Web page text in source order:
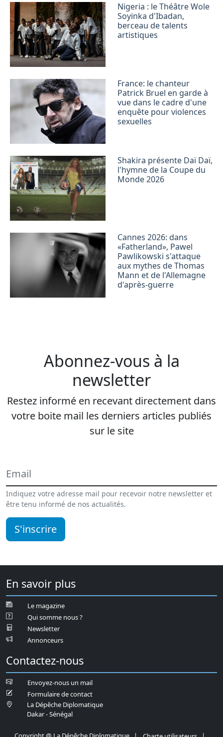
Nigeria : le Théâtre Wole
Soyinka d'Ibadan,
berceau de talents
artistiques
France: le chanteur
Patrick Bruel en garde à
vue dans le cadre d'une
enquête pour violences
sexuelles
Shakira présente Daï Daï,
l'hymne de la Coupe du
Monde 2026
Cannes 2026: dans
«Fatherland», Pawel
Pawlikowski s'attaque
aux mythes de Thomas
Mann et de l'Allemagne
d'après-guerre
Abonnez-vous à la
newsletter
Restez informé en recevant directement dans
votre boite mail les derniers articles publiés
sur le site
Indiquez votre adresse mail pour recevoir notre newsletter et
être tenu informé de nos actualités.
S'inscrire
En savoir plus
Le magazine
Qui somme nous ?
Newsletter
Annonceurs
Contactez-nous
Envoyez-nous un mail
Formulaire de contact
La Dépêche Diplomatique
Dakar - Sénégal